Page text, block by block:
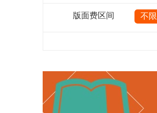
版面费区间 不限